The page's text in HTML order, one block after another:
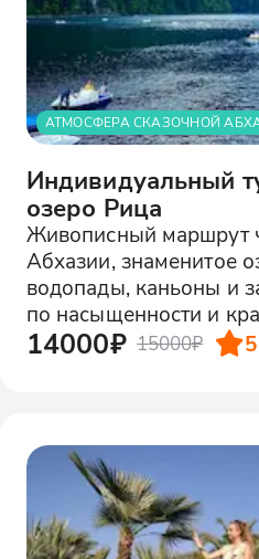
АТМОСФЕРА СКАЗОЧНОЙ
Индивидуальный
озеро Рица
Живописный маршрут
Абхазии, знаменитое
водопады, каньоны и
по насыщенности и
14000₽ 15000₽ 5